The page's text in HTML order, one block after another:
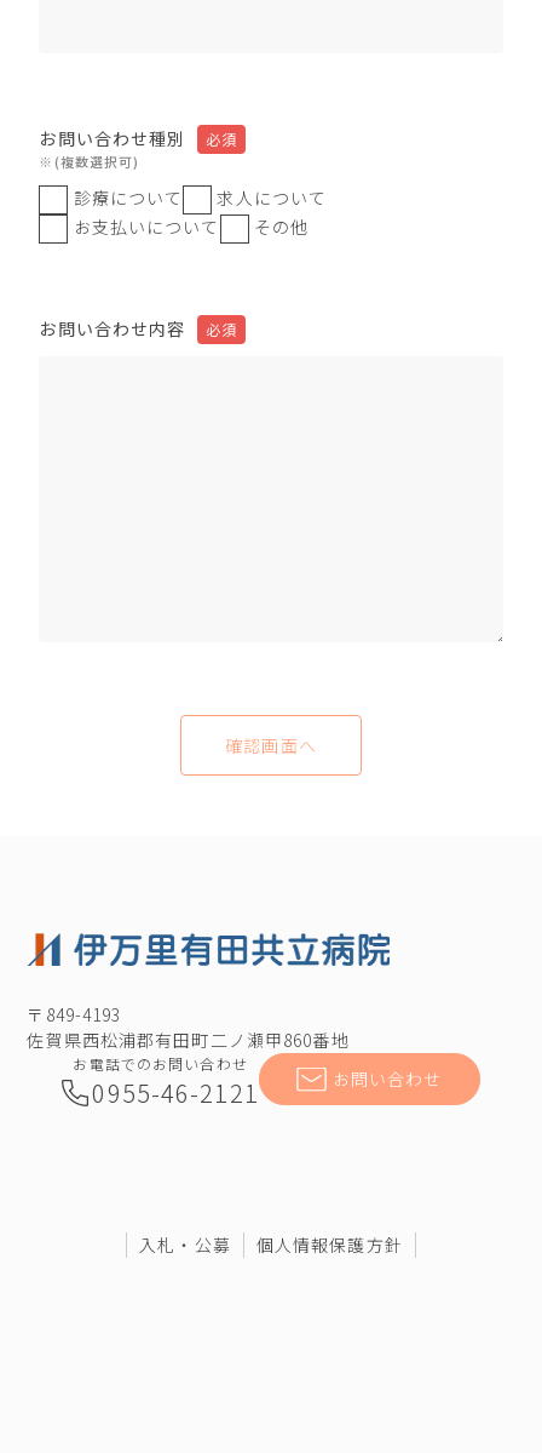
お問い合わせ種別
※(複数選択可)
診療について
求人について
お支払いについて
その他
お問い合わせ内容
〒849-4193
佐賀県西松浦郡有田町二ノ瀬甲860番地
お電話でのお問い合わせ
0955-46-2121 お問い合わせ
入札・公募 個人情報保護方針